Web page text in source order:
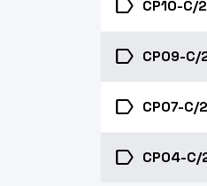
label CP10-C/2
label CP09-C/
label CP07-C/2
label CP04-C/